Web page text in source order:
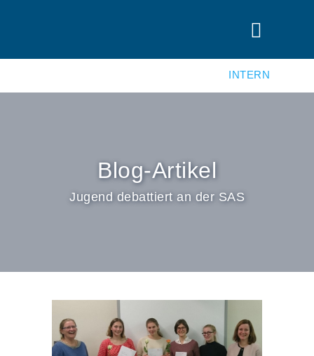
INTERN
Blog-Artikel
Jugend debattiert an der SAS